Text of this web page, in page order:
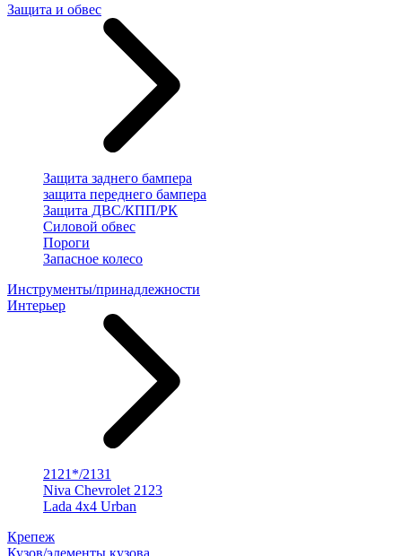
Защита и обвес
Защита заднего бампера
защита переднего бампера
Защита ДВС/КПП/РК
Силовой обвес
Пороги
Запасное колесо
Инструменты/принадлежности
Интерьер
2121*/2131
Niva Chevrolet 2123
Lada 4x4 Urban
Крепеж
Кузов/элементы кузова